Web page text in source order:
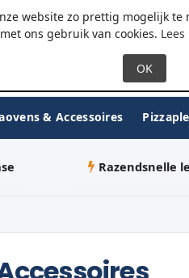
website zo prettig mogelijk
met ons gebruik van cookies.
& Accessoires
Razendsnelle